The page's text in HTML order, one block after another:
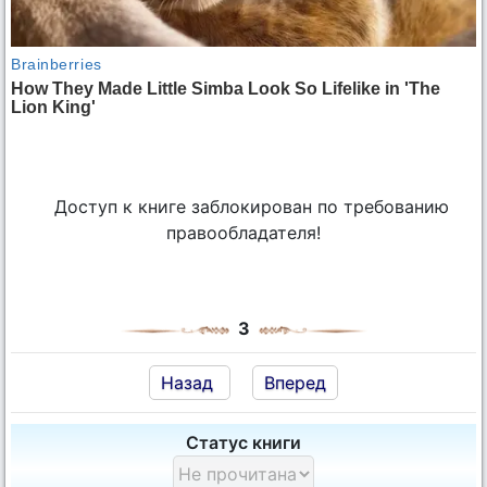
Доступ к книге заблокирован по требованию
правообладателя!
3
Назад Вперед
Статус книги